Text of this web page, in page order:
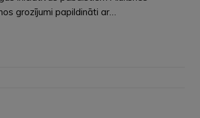
grozījumi papildināti ar…